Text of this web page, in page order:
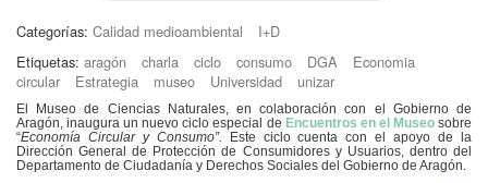
Categorías: Calidad medioambiental
I+D
Etiquetas: aragón charla ciclo consumo DGA
Economia
circular
Estrategia museo Universidad unizar
El Museo de Ciencias Naturales, en colaboración con el Gobierno de
Aragón, inaugura un nuevo ciclo especial de Encuentros en el Museo sobre
“Economía Circular y Consumo”.
Este ciclo cuenta con el apoyo de la
Dirección General de Protección de Consumidores y Usuarios, dentro del
Departamento de Ciudadanía y Derechos Sociales del Gobierno de Aragón.